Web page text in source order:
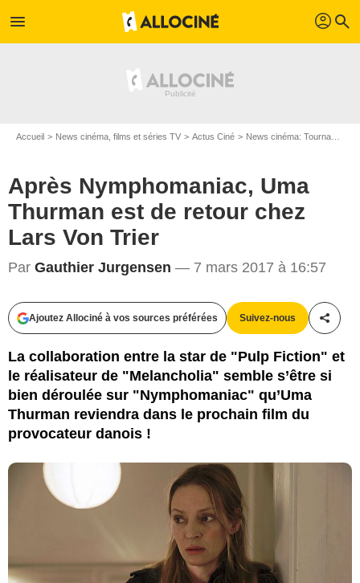
menu profil search
Accueil News cinéma, films et séries TV Actus Ciné News cinéma: Tournages
Après Nymphomaniac, Uma
Thurman est de retour chez
Lars Von Trier
Par Gauthier Jurgensen — 7 mars 2017 à 16:57
Ajoutez Allociné à vos sources préférées Suivez-nous
La collaboration entre la star de "Pulp Fiction" et
le réalisateur de "Melancholia" semble s’être si
bien déroulée sur "Nymphomaniac" qu’Uma
Thurman reviendra dans le prochain film du
provocateur danois !
Christian Geisnaes